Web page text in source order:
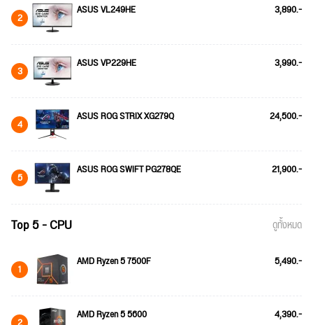
2 ASUS VL249HE 3,890.-
3 ASUS VP229HE 3,990.-
4 ASUS ROG STRIX XG279Q 24,500.-
5 ASUS ROG SWIFT PG278QE 21,900.-
Top 5 - CPU ดูทั้งหมด
1 AMD Ryzen 5 7500F 5,490.-
AMD Ryzen 5 5600 4,390.-